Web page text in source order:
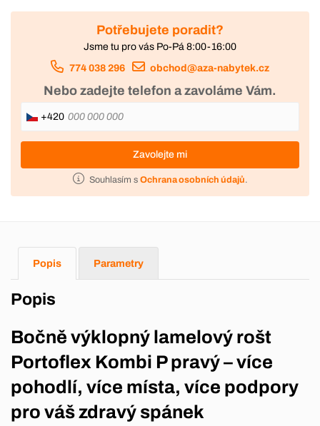
Potřebujete poradit?
Jsme tu pro vás Po-Pá 8:00-16:00
774 038 296 obchod@aza-nabytek.cz
Nebo zadejte telefon a zavoláme Vám.
+420
Zavolejte mi
Souhlasím s Ochrana osobních údajů.
Popis Parametry
Popis
Bočně výklopný lamelový rošt
Portoflex Kombi P pravý – více
pohodlí, více místa, více podpory
pro váš zdravý spánek